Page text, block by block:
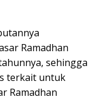
Ramadhan
sehingga
terkait untuk
Ramadhan